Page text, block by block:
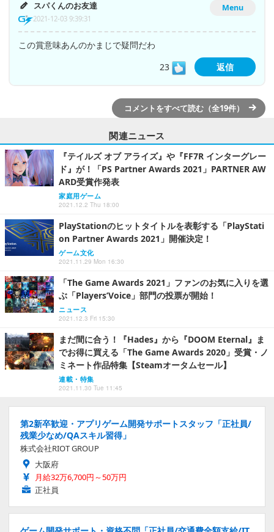
Menu
スパくんのお友達
2021-12-03 9:39:31
この賞意味あんのかまじで疑問だわ
23
返信
コメントをすべて読む（全19件）
関連ニュース
『テイルズ オブ アライズ』や『FF7R インターグレー
ド』が！「PS Partner Awards 2021」PARTNER AW
ARD受賞作発表
家庭用ゲーム
2021.12.2 Thu 18:00
PlayStationのヒットタイトルを表彰する「PlayStati
on Partner Awards 2021」開催決定！
ゲーム文化
2021.11.29 Mon 16:30
「The Game Awards 2021」ファンのお気に入りを選
ぶ「Players’Voice」部門の投票が開始！
ニュース
2021.12.3 Fri 15:30
まだ間に合う！『Hades』から『DOOM Eternal』ま
でお得に買える「The Game Awards 2020」受賞・ノ
ミネート作品特集【Steamオータムセール】
連載・特集
2021.11.30 Tue 11:45
第2新卒歓迎・アプリゲーム開発サポートスタッフ「正社員/
残業少なめ/QAスキル習得」
株式会社RIOT GROUP
大阪府
月給32万6,700円～50万円
正社員